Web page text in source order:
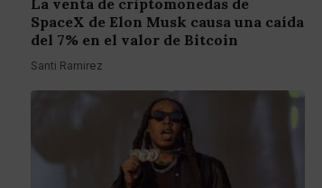
La venta de criptomonedas de
SpaceX de Elon Musk causa una caída
del 7% en el valor de Bitcoin
Santi Ramirez